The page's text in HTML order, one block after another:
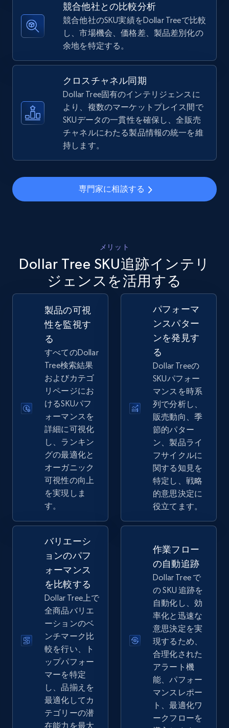
TikTok Shop - discover records by shop url
URL, Title, Available, Description, Currency, Initial
price, Final price, Discount percent, and more.
今すぐ始める
Amazon sellers info
Seller id, URL, Seller name, Description, Detailed
info, Stars, Feedbacks, Return policy, and more.
2.5K+ 378+ 今すぐ始める
URL, Product id, Title, Seller name, Seller rating,
Seller reviews, Breadcrumbs, Root category, and
more.
2.5K+ 359+ 今すぐ始める
eBay - Gather data on products using
specified keywords
URL, Product id, Title, Seller name, Seller rating,
Seller reviews, Breadcrumbs, Root category, and
2.5K+ 359+ 今すぐ始める
eBay - Collect products from shops on eBay
URL, Product id, Title, Seller name, Seller rating,
Seller reviews, Breadcrumbs, Root category, and
2.5K+ 359+
eBay - Collect records by category
URL, Product id, Title, Seller name, Seller rating,
Seller reviews, Breadcrumbs, Root category, and
2.5K+ 今すぐ始める
Google Shopping
URL, Product id, Title, Product description,
競合他社との比較分析
競合他社のSKU実績をDollar Treeで比較
し、市場機会、価格差、製品差別化の
余地を特定する。
クロスチャネル同期
Dollar Tree固有のインテリジェンスに
より、複数のマーケットプレイス間で
SKUデータの一貫性を確保し、全販売
チャネルにわたる製品情報の統一を維
持します。
専門家に相談する
メリット
Dollar Tree SKU追跡インテリ
ジェンスを活用する
製品の可視
性を監視す
る
すべてのDollar
Tree検索結果
およびカテゴ
リページにお
けるSKUパフ
ォーマンスを
詳細に可視化
し、ランキン
グの最適化と
オーガニック
可視性の向上
を実現しま
す。
パフォーマ
ンスパター
ンを発見す
る
Dollar Treeの
SKUパフォー
マンスを時系
列で分析し、
販売動向、季
節的パター
ン、製品ライ
フサイクルに
関する知見を
特定し、戦略
的意思決定に
役立てます。
バリエーシ
ョンのパフ
ォーマンス
を比較する
Dollar Tree上で
全商品バリエ
ーションのベ
ンチマーク比
較を行い、ト
ップパフォー
マーを特定
し、品揃えを
最適化してカ
テゴリーの潜
在能力を最大
作業フロー
の自動追跡
Dollar Tree で
の SKU 追跡を
自動化し、効
率化と迅速な
意思決定を実
現するため、
合理化された
アラート機
能、パフォー
マンスレポー
ト、最適化ワ
ークフローを